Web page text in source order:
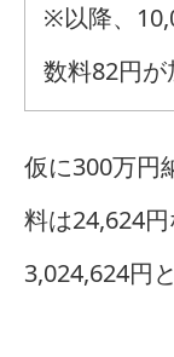
※以降、
数料82円が
仮に300万円
料は24,624
3,024,624円